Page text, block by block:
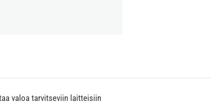
valoa tarvitseviin laitteisiin